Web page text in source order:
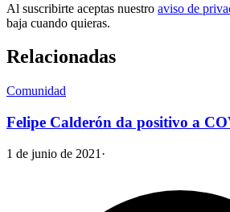
Al suscribirte aceptas nuestro aviso de
baja cuando quieras.
Relacionadas
Comunidad
Felipe Calderón da positivo a
1 de junio de 2021 ·